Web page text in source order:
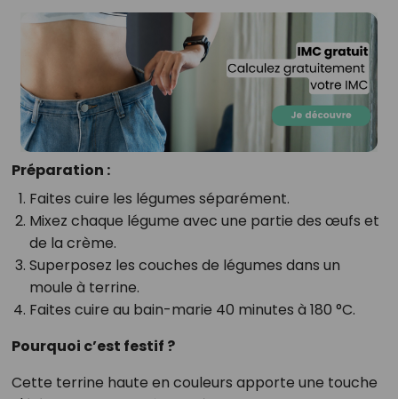
Préparation :
Faites cuire les légumes séparément.
Mixez chaque légume avec une partie des œufs et
de la crème.
Superposez les couches de légumes dans un
moule à terrine.
Faites cuire au bain-marie 40 minutes à 180 °C.
Pourquoi c’est festif ?
Cette terrine haute en couleurs apporte une touche